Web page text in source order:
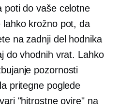
poti do vaše celotne
krožno pot, da
na zadnji del hodnika
do vhodnih vrat. Lahko
pozornosti
pritegne poglede
"hitrostne ovire" na